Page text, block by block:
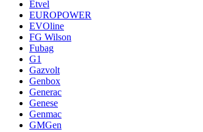
Etvel
EUROPOWER
EVOline
FG Wilson
Fubag
G1
Gazvolt
Genbox
Generac
Genese
Genmac
GMGen